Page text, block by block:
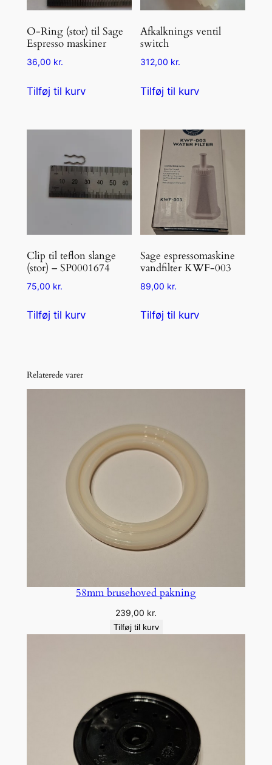
O-Ring (stor) til Sage
Espresso maskiner
36,00 kr.
Tilføj til kurv
Afkalknings ventil
switch
312,00 kr.
Tilføj til kurv
Clip til teflon slange
(stor) – SP0001674
75,00 kr.
Tilføj til kurv
Sage espressomaskine
vandfilter KWF-003
89,00 kr.
Tilføj til kurv
Relaterede varer
58mm brusehoved pakning
239,00 kr.
Tilføj til kurv